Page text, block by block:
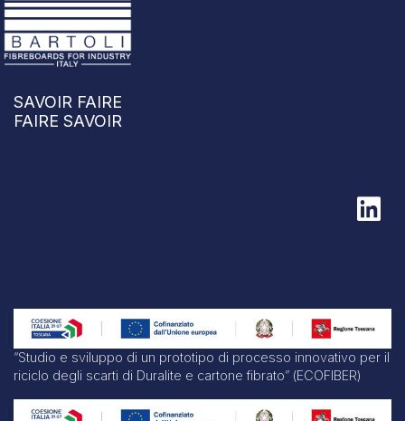
SAVOIR FAIRE
FAIRE SAVOIR
“Studio e sviluppo di un prototipo di processo innovativo per il
riciclo degli scarti di Duralite e cartone fibrato” (ECOFIBER)